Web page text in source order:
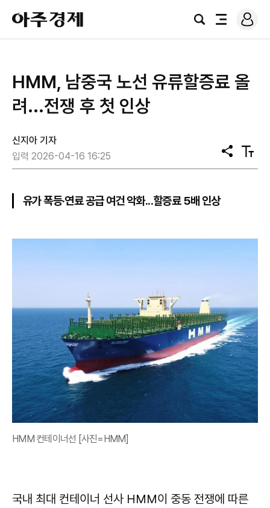
아
주
경
검
전
로
그
HMM, 남중국 노선 유류할증료 올
려...전쟁 후 첫 인상
신지아 기자
입력 2026-04-16 16:25
공
유
텍
스
유가 폭등·연료 공급 여건 악화...할증료 5배 인상
HMM 컨테이너선 [사진=HMM]
국내 최대 컨테이너 선사 HMM이 중동 전쟁에 따른